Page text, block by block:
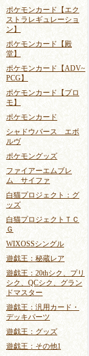
ポケモンカード【エク
ストラレギュレーショ
ン】
ポケモンカード【殿
堂】
ポケモンカード【ADV~
PCG】
ポケモンカード【プロ
モ】
ポケモンカード
シャドウバース エボ
ルヴ
ポケモングッズ
ファイアーエムブレ
ム サイファ
白猫プロジェクト：グ
ッズ
白猫プロジェクトＴＣ
Ｇ
WIXOSSシングル
遊戯王：秘蔵レア
遊戯王：20thシク、プリ
シク、QCシク、グラン
ドマスター
遊戯王：汎用カード・
デッキパーツ
遊戯王：グッズ
遊戯王：その他1